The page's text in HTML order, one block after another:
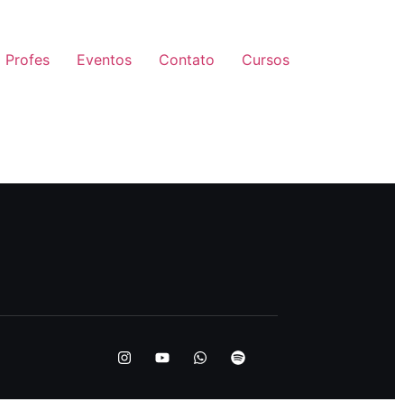
Profes Eventos Contato Cursos